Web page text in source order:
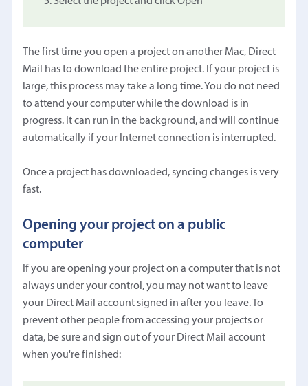
The first time you open a project on another Mac, Direct
Mail has to download the entire project. If your project is
large, this process may take a long time. You do not need
to attend your computer while the download is in
progress. It can run in the background, and will continue
automatically if your Internet connection is interrupted.
Once a project has downloaded, syncing changes is very
fast.
Opening your project on a public
computer
If you are opening your project on a computer that is not
always under your control, you may not want to leave
your Direct Mail account signed in after you leave. To
prevent other people from accessing your projects or
data, be sure and sign out of your Direct Mail account
when you're finished: